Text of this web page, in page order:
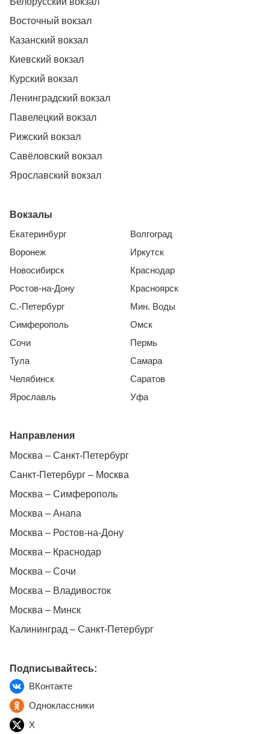
Восточный вокзал
Казанский вокзал
Киевский вокзал
Курский вокзал
Ленинградский вокзал
Павелецкий вокзал
Рижский вокзал
Савёловский вокзал
Ярославский вокзал
Вокзалы
Екатеринбург
Воронеж
Новосибирск
Ростов-на-Дону
С.-Петербург
Симферополь
Сочи
Тула
Челябинск
Ярославль
Волгоград
Иркутск
Краснодар
Красноярск
Мин. Воды
Омск
Пермь
Самара
Саратов
Уфа
Направления
Москва – Санкт-Петербург
Санкт-Петербург – Москва
Москва – Симферополь
Москва – Анапа
Москва – Ростов-на-Дону
Москва – Краснодар
Москва – Сочи
Москва – Владивосток
Москва – Минск
Калининград – Санкт-Петербург
Подписывайтесь:
ВКонтакте
Одноклассники
X